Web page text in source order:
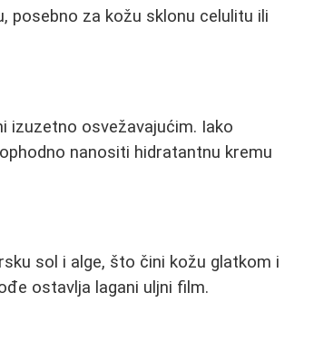
posebno za kožu sklonu celulitu ili
izuzetno osvežavajućim. Iako
nanositi hidratantnu kremu
sol i alge, što čini kožu glatkom i
ostavlja lagani uljni film.